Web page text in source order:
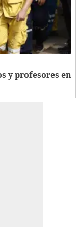
y profesores en